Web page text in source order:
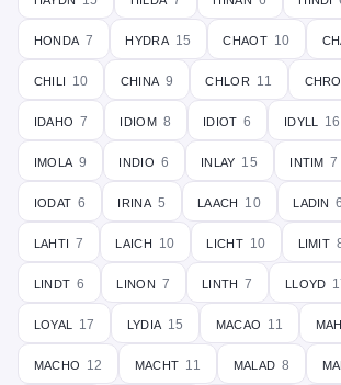
honda 7 hydra 15 chaot 10
chili 10 china 9 chlor 11
idaho 7 idiom 8 idiot 6 idyll 16
imola 9 indio 6 inlay 15 intim 7
iodat 6 irina 5 laach 10 ladin 6
lahti 7 laich 10 licht 10 limit
lindt 6 linon 7 linth 7 lloyd
loyal 17 lydia 15 macao 11
macho 12 macht 11 malad 8